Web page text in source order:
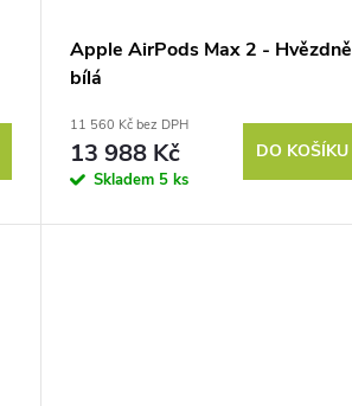
Apple AirPods Max 2 - Hvězdně
bílá
11 560 Kč bez DPH
13 988 Kč
Skladem 5 ks
DO KOŠÍKU